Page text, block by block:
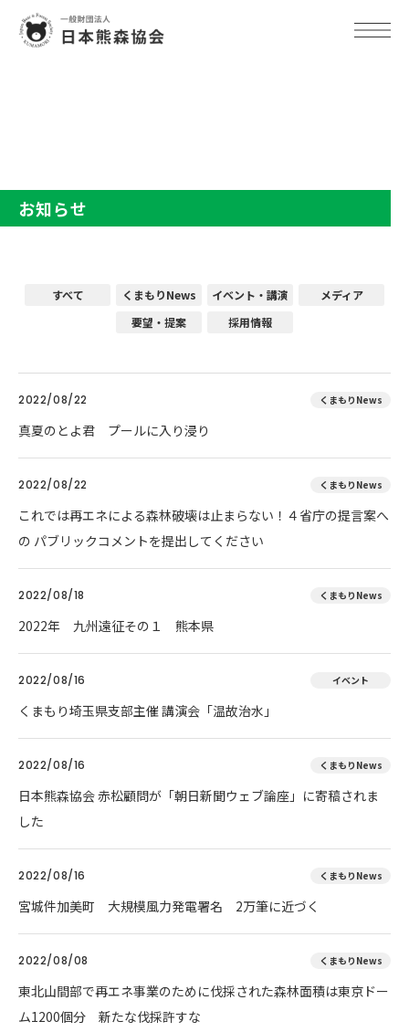
お知らせ
すべて くまもりNews イベント・講演
メディア
要望・提案
採用情報
2022/08/22 くまもりNews
真夏のとよ君 プールに入り浸り
2022/08/22 くまもりNews
これでは再エネによる森林破壊は止まらない！４省庁の提言案へ
の パブリックコメントを提出してください
2022/08/18 くまもりNews
2022年 九州遠征その１ 熊本県
2022/08/16 イベント
くまもり埼玉県支部主催 講演会「温故治水」
2022/08/16 くまもりNews
日本熊森協会 赤松顧問が「朝日新聞ウェブ論座」に寄稿されま
した
2022/08/16 くまもりNews
宮城件加美町 大規模風力発電署名 2万筆に近づく
2022/08/08 くまもりNews
東北山間部で再エネ事業のために伐採された森林面積は東京ドー
ム1200個分 新たな伐採許すな